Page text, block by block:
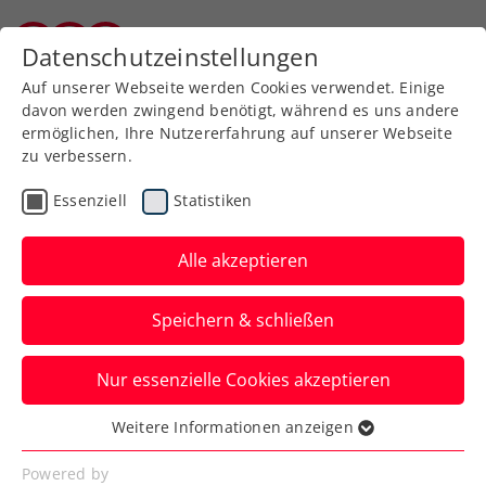
Zurück zur Newsübersicht
Allgemeine Klasse
win2day ÖTV-
Staatsmeisterschaften:
BTV-Duo meistert die
Qualifikation
Piet Luis Pinter bei den Herren sowie Kim
Kühbauer bei den Damen erkämpften
sich in Oberpullendorf einen Platz im
Datenschutzeinstellungen
Auf unserer Webseite werden Cookies verwendet. Einige
davon werden zwingend benötigt, während es uns andere
ermöglichen, Ihre Nutzererfahrung auf unserer Webseite
zu verbessern.
Essenziell Statistiken
Alle akzeptieren
Speichern & schließen
Nur essenzielle Cookies akzeptieren
Essenziell
Essenzielle Cookies werden für grundlegende
Weitere Informationen anzeigen
Powered by